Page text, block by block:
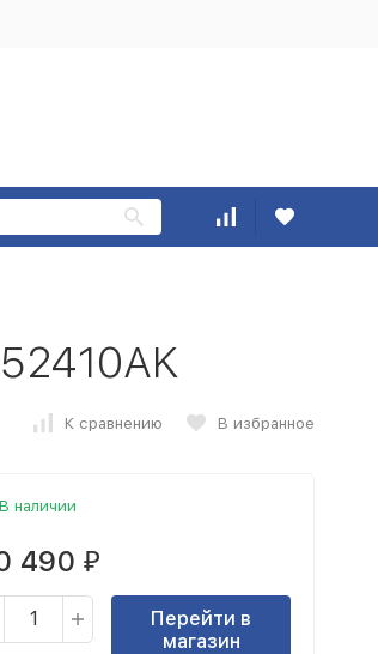
К сравнению В избранное
В наличии
490 ₽
Перейти в
магазин